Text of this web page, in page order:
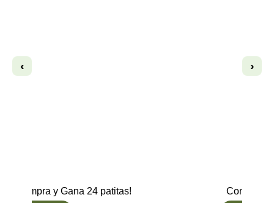
‹
Compra y Gana 24 patitas!
Compra y
›